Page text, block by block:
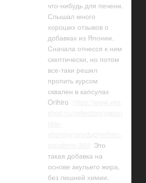
что-нибудь для печени.
Слышал много
хороших отзывов о
добавках из Японии.
Сначала отнесся к ним
скептически, но потом
все-таки решил
пропить курсом
сквален в капсулах
Orihiro
Это
такая добавка на
основе акульего жира,
без лишней химии.